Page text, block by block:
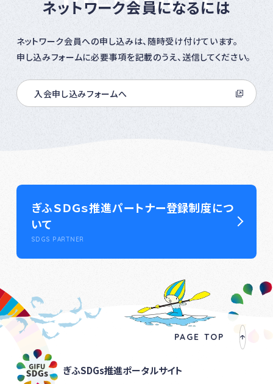
ネットワーク会員になるには
ネットワーク会員への申し込みは、随時受け付けています。
申し込みフォームに必要事項を記載のうえ、送信してください。
入会申し込みフォームへ
ぎふＳＤＧｓ推進パートナー登録制度につ
いて
SDGS PARTNER
PAGE TOP
ぎふSDGs推進ポータルサイト